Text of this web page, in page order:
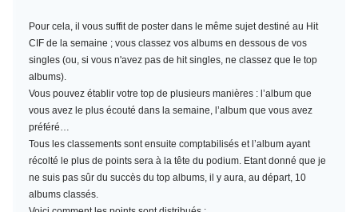
Pour cela, il vous suffit de poster dans le même sujet destiné au Hit
CIF de la semaine ; vous classez vos albums en dessous de vos
singles (ou, si vous n'avez pas de hit singles, ne classez que le top
albums).
Vous pouvez établir votre top de plusieurs manières : l’album que
vous avez le plus écouté dans la semaine, l’album que vous avez
préféré…
Tous les classements sont ensuite comptabilisés et l’album ayant
récolté le plus de points sera à la tête du podium. Etant donné que je
ne suis pas sûr du succès du top albums, il y aura, au départ, 10
albums classés.